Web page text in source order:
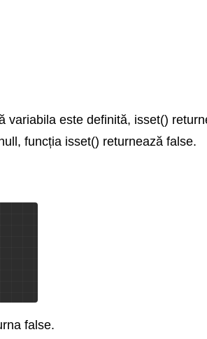
este definită, isset()
funcția isset() returnează false.
false.